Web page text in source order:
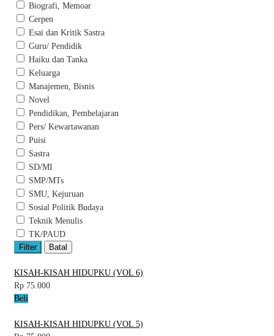
Biografi, Memoar
Cerpen
Esai dan Kritik Sastra
Guru/ Pendidik
Haiku dan Tanka
Keluarga
Manajemen, Bisnis
Novel
Pendidikan, Pembelajaran
Pers/ Kewartawanan
Puisi
Sastra
SD/MI
SMP/MTs
SMU, Kejuruan
Sosial Politik Budaya
Teknik Menulis
TK/PAUD
Filter
Batal
KISAH-KISAH HIDUPKU (VOL 6)
Rp 75.000
Beli
KISAH-KISAH HIDUPKU (VOL 5)